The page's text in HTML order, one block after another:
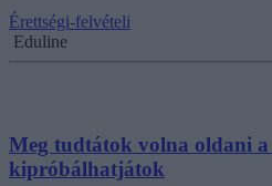
Érettségi-felvételi
Eduline
Meg tudtátok volna oldani
kipróbálhatjátok